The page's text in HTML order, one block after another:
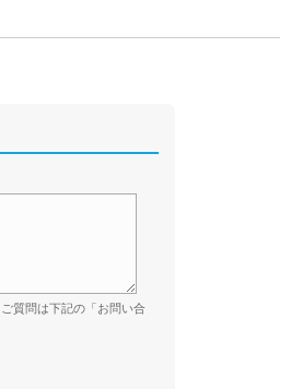
質問は下記の「お問い合